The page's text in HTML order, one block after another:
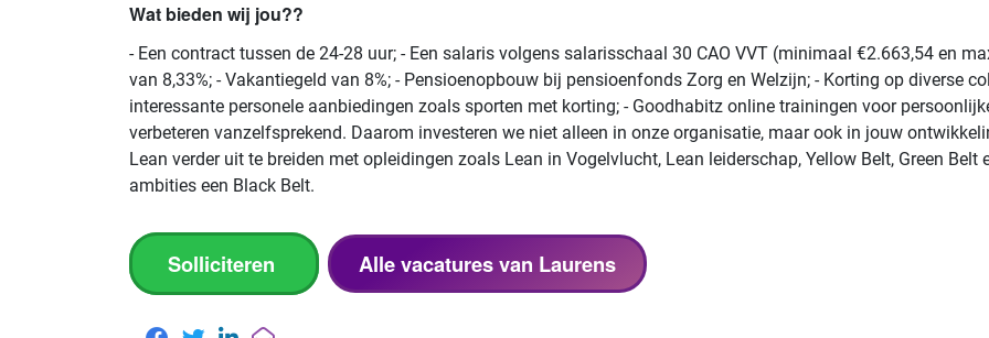
Wat bieden wij jou??
- Een contract tussen de 24-28 uur; - Een salaris volgens salarisschaal 30 CAO VVT (minimaal €2.663,54 en
van 8,33%; - Vakantiegeld van 8%; - Pensioenopbouw bij pensioenfonds Zorg en Welzijn; - Korting op diverse
interessante personele aanbiedingen zoals sporten met korting; - Goodhabitz online trainingen voor
verbeteren vanzelfsprekend. Daarom investeren we niet alleen in onze organisatie, maar ook in jouw
Lean verder uit te breiden met opleidingen zoals Lean in Vogelvlucht, Lean leiderschap, Yellow Belt, Green
ambities een Black Belt.
Solliciteren Alle vacatures van Laurens